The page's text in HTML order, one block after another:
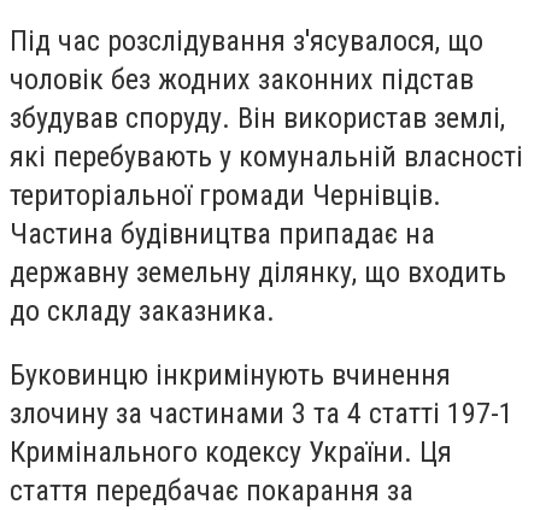
Під час розслідування з'ясувалося, що
чоловік без жодних законних підстав
збудував споруду. Він використав землі,
які перебувають у комунальній власності
територіальної громади Чернівців.
Частина будівництва припадає на
державну земельну ділянку, що входить
до складу заказника.
Буковинцю інкримінують вчинення
злочину за частинами 3 та 4 статті 197-1
Кримінального кодексу України. Ця
стаття передбачає покарання за